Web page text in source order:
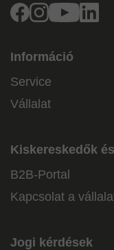
Facebook
Instagram
Információ
Service
Vállalat
Kiskereskedők
B2B-Portal
Kapcsolat a
Jogi kérdések